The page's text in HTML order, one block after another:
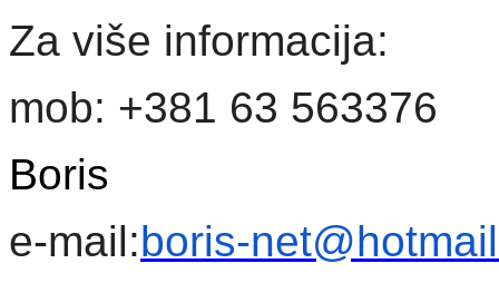
Za više informacija:
mob: +381 63 563376
Boris
e-mail:boris-